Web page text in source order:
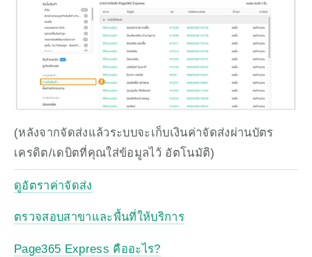
(หลังจากจัดส่งแล้วระบบจะเก็บเงินค่าจัดส่งผ่านบัตร
เครดิต/เดบิตที่คุณใส่ข้อมูลไว้ อัตโนมัติ)
ดูอัตราค่าจัดส่ง
ตรวจสอบสาขาและพื้นที่ให้บริการ
Page365 Express คืออะไร?